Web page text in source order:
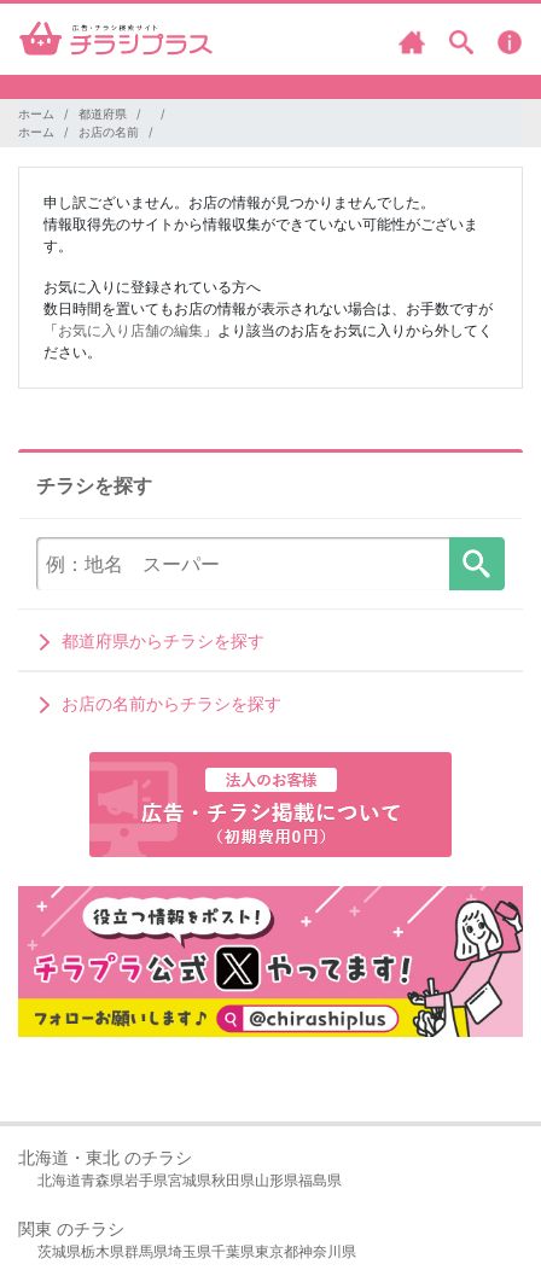
ホーム
都道府県
ホーム
お店の名前
申し訳ございません。お店の情報が見つかりませんでした。
情報取得先のサイトから情報収集ができていない可能性がございま
す。
お気に入りに登録されている方へ
数日時間を置いてもお店の情報が表示されない場合は、お手数ですが
「お気に入り店舗の編集 」より該当のお店をお気に入りから外してく
ださい。
チラシを探す
都道府県からチラシを探す
お店の名前からチラシを探す
北海道・東北 のチラシ
北海道青森県岩手県宮城県秋田県山形県福島県
関東 のチラシ
茨城県栃木県群馬県埼玉県千葉県東京都神奈川県